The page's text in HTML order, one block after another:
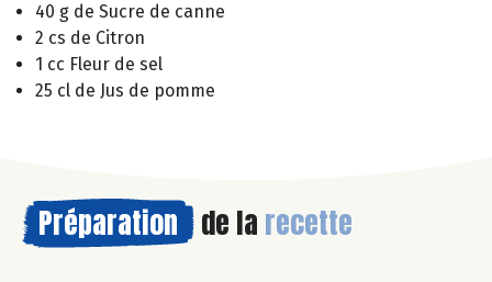
40 g de Sucre de canne
2 cs de Citron
1 cc Fleur de sel
25 cl de Jus de pomme
Préparation de la recette